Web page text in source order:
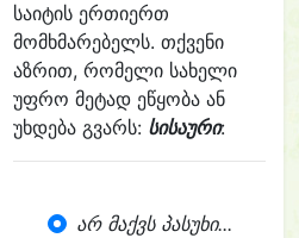
საიტის ერთიერთ
მომხმარებელს. თქვენი
აზრით, რომელი სახელი
უფრო მეტად ეწყობა ან
უხდება გვარს: სისაური:
არ მაქვს პასუხი...